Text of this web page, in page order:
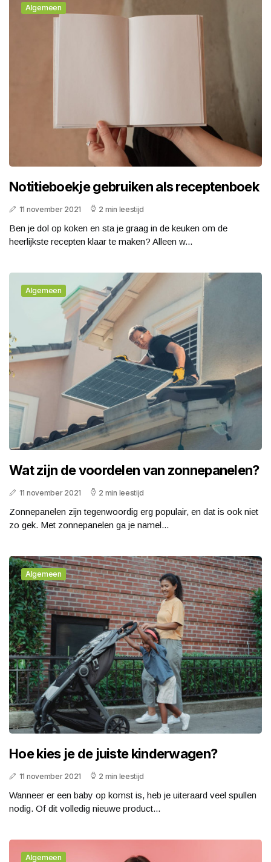
Algemeen
Notitieboekje gebruiken als receptenboek
11 november 2021 2 min leestijd
Ben je dol op koken en sta je graag in de keuken om de
heerlijkste recepten klaar te maken? Alleen w...
Algemeen
Wat zijn de voordelen van zonnepanelen?
11 november 2021 2 min leestijd
Zonnepanelen zijn tegenwoordig erg populair, en dat is ook niet
zo gek. Met zonnepanelen ga je namel...
Algemeen
Hoe kies je de juiste kinderwagen?
11 november 2021 2 min leestijd
Wanneer er een baby op komst is, heb je uiteraard veel spullen
nodig. Of dit volledig nieuwe product...
Algemeen